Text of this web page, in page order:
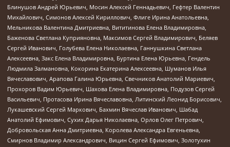
Блинушов Андрей Юрьевич, Мосин Алексей Геннадьевич, Гефтер Валентин
Михайлович, Симонов Алексей Кириллович, Флиге Ирина Анатольевна,
Мельникова Валентина Дмитриевна, Вититинова Елена Владимировна,
Баженова Светлана Куприяновна, Максимов Сергей Владимирович, Беляев
Сергей Иванович, Голубева Елена Николаевна, Ганнушкина Светлана
Алексеевна, Закс Елена Владимировна, Буртина Елена Юрьевна, Гендель
Людмила Залмановна, Кокорина Екатерина Алексеевна, Шуманов Илья
Вячеславович, Арапова Галина Юрьевна, Свечников Анатолий Мариевич,
Прохоров Вадим Юрьевич, Шахова Елена Владимировна, Подузов Сергей
Васильевич, Протасова Ирина Вячеславовна, Литинский Леонид Борисович,
Лукашевский Сергей Маркович, Бахмин Вячеслав Иванович, Шабад
Анатолий Ефимович, Сухих Дарья Николаевна, Орлов Олег Петрович,
Добровольская Анна Дмитриевна, Королева Александра Евгеньевна,
Смирнов Владимир Александрович, Вицин Сергей Ефимович, Золотухин